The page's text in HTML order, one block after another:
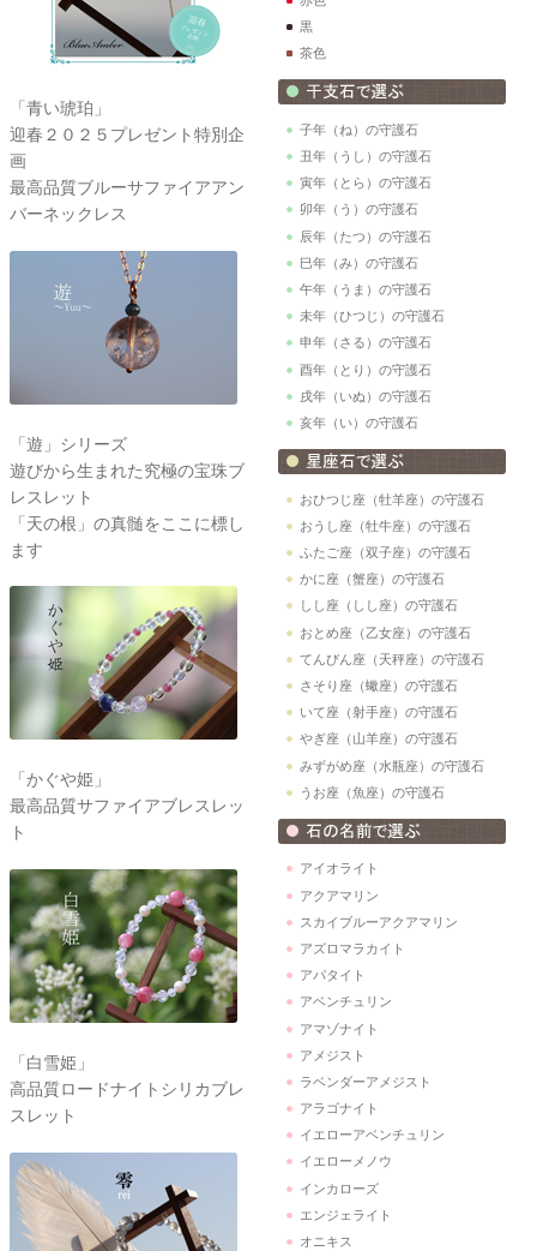
「青い琥珀」
迎春２０２５プレゼント特別企
画
最高品質ブルーサファイアアン
バーネックレス
「遊」シリーズ
遊びから生まれた究極の宝珠ブ
レスレット
「天の根」の真髄をここに標し
ます
「かぐや姫」
最高品質サファイアブレスレッ
ト
「白雪姫」
高品質ロードナイトシリカブレ
スレット
黒
茶色
子年（ね）の守護石
丑年（うし）の守護石
寅年（とら）の守護石
卯年（う）の守護石
辰年（たつ）の守護石
巳年（み）の守護石
午年（うま）の守護石
未年（ひつじ）の守護石
申年（さる）の守護石
酉年（とり）の守護石
戌年（いぬ）の守護石
亥年（い）の守護石
おひつじ座（牡羊座）の守護石
おうし座（牡牛座）の守護石
ふたご座（双子座）の守護石
かに座（蟹座）の守護石
しし座（しし座）の守護石
おとめ座（乙女座）の守護石
てんびん座（天秤座）の守護石
さそり座（蠍座）の守護石
いて座（射手座）の守護石
やぎ座（山羊座）の守護石
みずがめ座（水瓶座）の守護石
うお座（魚座）の守護石
アイオライト
アクアマリン
スカイブルーアクアマリン
アズロマラカイト
アパタイト
アベンチュリン
アマゾナイト
アメジスト
ラベンダーアメジスト
アラゴナイト
イエローアベンチュリン
イエローメノウ
インカローズ
エンジェライト
オニキス